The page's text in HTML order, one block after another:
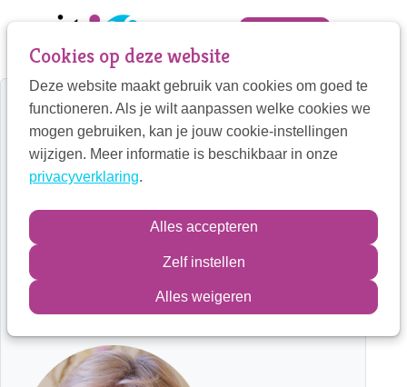
Cookies op deze website
Deze website maakt gebruik van cookies om goed te
functioneren. Als je wilt aanpassen welke cookies we
mogen gebruiken, kan je jouw cookie-instellingen
wijzigen. Meer informatie is beschikbaar in onze
privacyverklaring.
Alles accepteren
Zelf instellen
Alles weigeren
Jump
to
navigation
Jump
to
main
Therapeut detail
Hink Stap Sprong, Praktijk
Jeugdtherapie
Pauline Allan
Kindertherapeut, Jongerentherapeut
Mijn VIT
Contactpersoon
Zoek
Inloggen